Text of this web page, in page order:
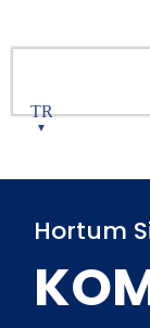
TR
▼
Hortum